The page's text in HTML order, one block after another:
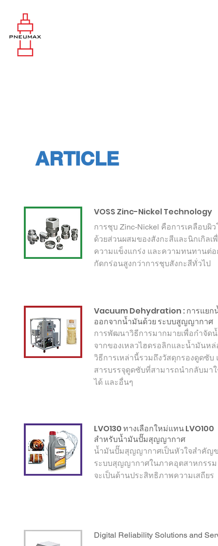
ARTICLE
VOSS Zinc-NickelTechnology
การชุบ Zinc-Nickel คือการเคลือบผิ
ด้วยส่วนผสมของสังกะสีและนิกเกิลเ
ความแข็งแกร่ง และความทนทานต่อ
กัดกร่อนสูงกว่าการชุบสังกะสีทั่วไป
Vacuum Dehydration : การแยก
ออกจากน้ำมันด้วย ระบบสูญญากาศ
การพัฒนาวิธีการมากมายเพื่อกำจัด
จากของเหลวไฮดรอลิกและน้ำมันห
วิธีการเหล่านี้รวมถึงวัสดุกรองดูดซับ
สารบรรจุดูดซับที่สามารถนำกลับมา
ได้ และอื่นๆ
LVO130 ทางเลือกใหม่แทน LVO100
สำหรับน้ำมันปั๊มสุญญากาศ
น้ำมันปั๊มสุญญากาศเป็นหัวใจสำคัญ
ระบบสุญญากาศในภาคอุตสาหกรรม
จะเป็นด้านประสิทธิภาพความเสถียร
Digital Reliability Solutions and